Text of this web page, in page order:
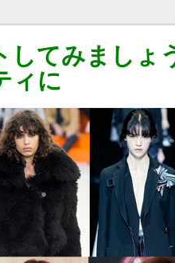
してみましょ
ィに